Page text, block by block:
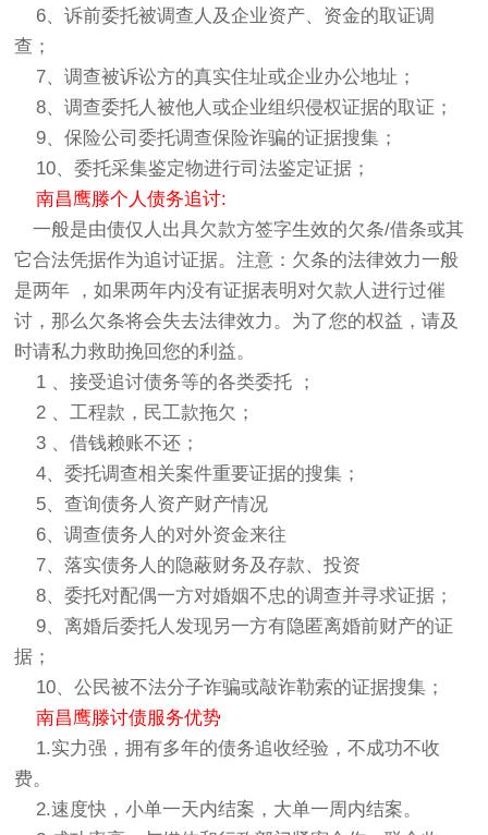
6、诉前委托被调查人及企业资产、资金的取证调
查；
7、调查被诉讼方的真实住址或企业办公地址；
8、调查委托人被他人或企业组织侵权证据的取证；
9、保险公司委托调查保险诈骗的证据搜集；
10、委托采集鉴定物进行司法鉴定证据；
南昌鹰滕个人债务追讨:
一般是由债仅人出具欠款方签字生效的欠条/借条或其
它合法凭据作为追讨证据。注意：欠条的法律效力一般
是两年 ，如果两年内没有证据表明对欠款人进行过催
讨，那么欠条将会失去法律效力。为了您的权益，请及
时请私力救助挽回您的利益。
1 、接受追讨债务等的各类委托 ；
2 、工程款，民工款拖欠；
3 、借钱赖账不还；
4、委托调查相关案件重要证据的搜集；
5、查询债务人资产财产情况
6、调查债务人的对外资金来往
7、落实债务人的隐蔽财务及存款、投资
8、委托对配偶一方对婚姻不忠的调查并寻求证据；
9、离婚后委托人发现另一方有隐匿离婚前财产的证
据；
10、公民被不法分子诈骗或敲诈勒索的证据搜集；
南昌鹰滕讨债服务优势
1.实力强，拥有多年的债务追收经验，不成功不收
费。
2.速度快，小单一天内结案，大单一周内结案。